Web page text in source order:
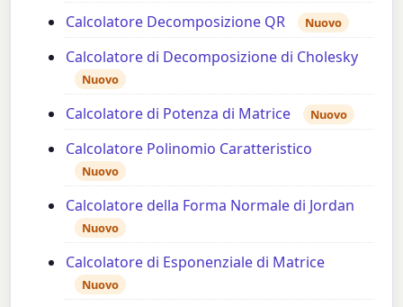
Calcolatore Decomposizione QR Nuovo
Calcolatore di Decomposizione di Cholesky
Nuovo
Calcolatore di Potenza di Matrice Nuovo
Calcolatore Polinomio Caratteristico
Nuovo
Calcolatore della Forma Normale di Jordan
Nuovo
Calcolatore di Esponenziale di Matrice
Nuovo